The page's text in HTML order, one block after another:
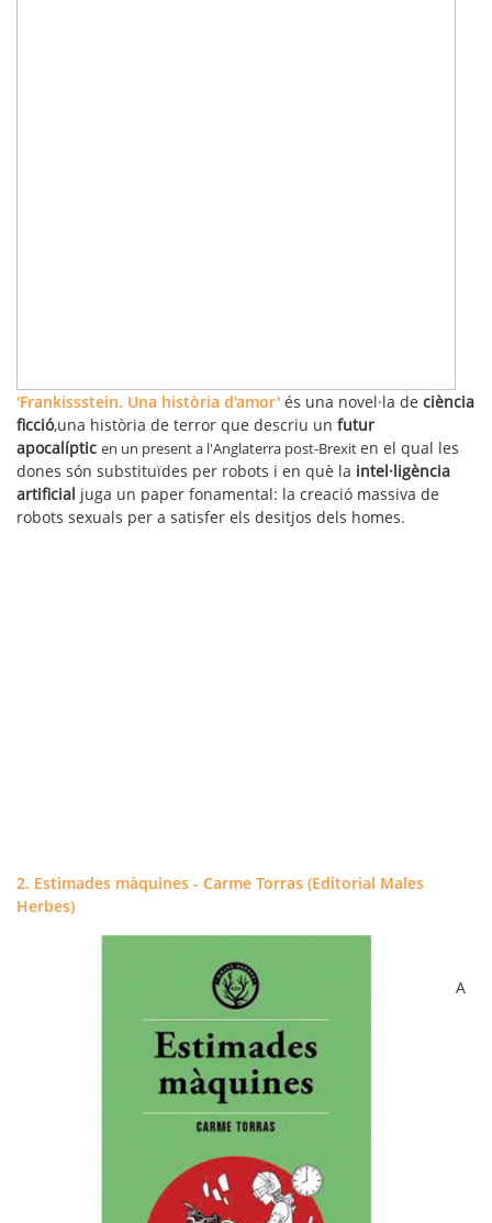
'Frankissstein. Una història d'amor' és una novel·la de ciència
ficció,una història de terror que descriu un futur
apocalíptic en un present a l'Anglaterra post-Brexiten el qual les
dones són substituïdes per robots i en què la intel·ligència
artificial juga un paper fonamental: la creació massiva de
robots sexuals per a satisfer els desitjos dels homes.
2. Estimades màquines - Carme Torras (Editorial Males
Herbes)
A